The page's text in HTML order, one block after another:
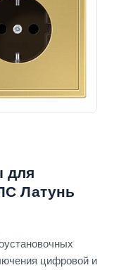
для
Латунь
цифровой и